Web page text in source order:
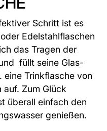
Schritt ist es
Edelstahlflaschen
das Tragen der
füllt seine Glas-
eine Trinkflasche von
auf. Zum Glück
überall einfach den
genießen.